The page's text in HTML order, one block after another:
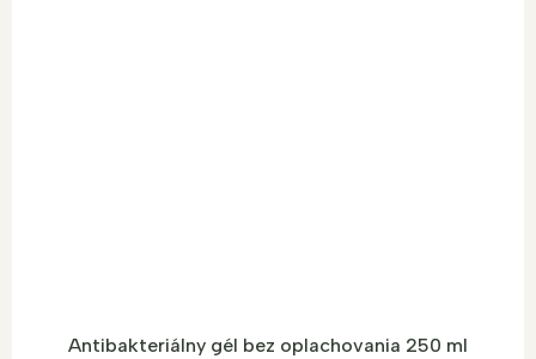
Antibakteriálny gél bez oplachovania 250 ml